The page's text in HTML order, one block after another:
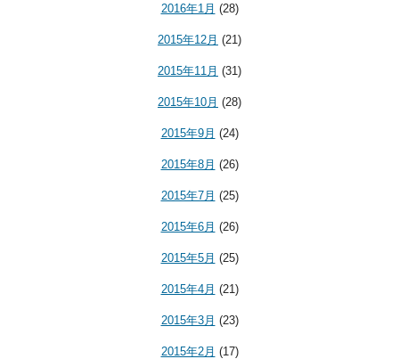
2016年1月 (28)
2015年12月 (21)
2015年11月 (31)
2015年10月 (28)
2015年9月 (24)
2015年8月 (26)
2015年7月 (25)
2015年6月 (26)
2015年5月 (25)
2015年4月 (21)
2015年3月 (23)
2015年2月 (17)